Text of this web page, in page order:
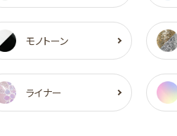
モノトーン
ライナー